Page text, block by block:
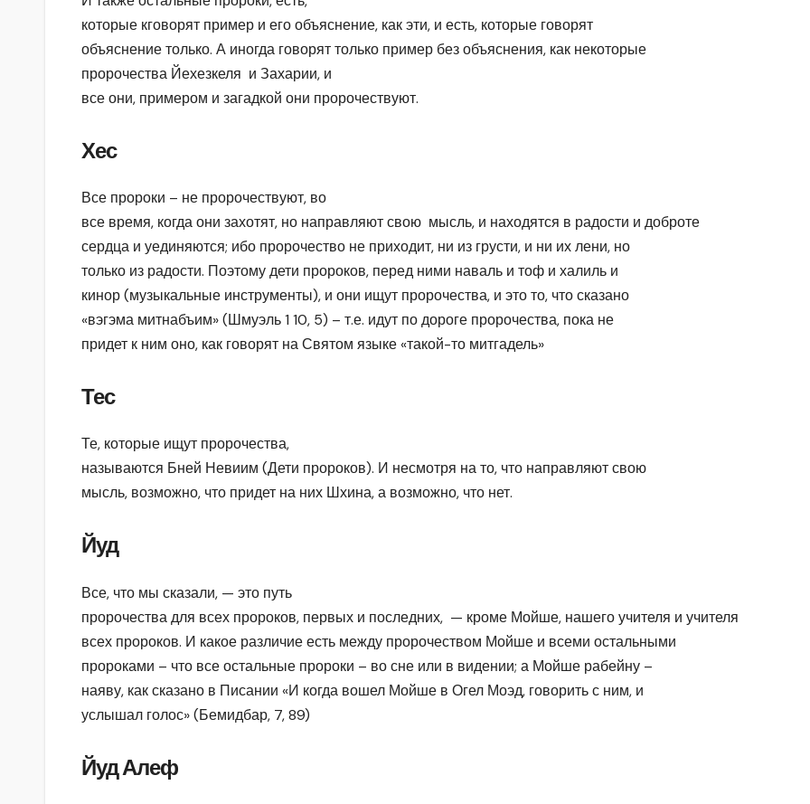
которые кговорят пример и его объяснение, как эти, и есть, которые говорят
объяснение только. А иногда говорят только пример без объяснения, как некоторые
пророчества Йехезкеля и Захарии, и
все они, примером и загадкой они пророчествуют.
Хес
Все пророки – не пророчествуют, во
все время, когда они захотят, но направляют свою мысль, и находятся в радости и доброте
сердца и уединяются; ибо пророчество не приходит, ни из грусти, и ни их лени, но
только из радости. Поэтому дети пророков, перед ними наваль и тоф и халиль и
кинор (музыкальные инструменты), и они ищут пророчества, и это то, что сказано
«вэгэма митнабъим» (Шмуэль 1 10, 5) – т.е. идут по дороге пророчества, пока не
придет к ним оно, как говорят на Святом языке «такой-то митгадель»
Тес
Те, которые ищут пророчества,
называются Бней Невиим (Дети пророков). И несмотря на то, что направляют свою
мысль, возможно, что придет на них Шхина, а возможно, что нет.
Йуд
Все, что мы сказали, — это путь
пророчества для всех пророков, первых и последних, — кроме Мойше, нашего учителя и учителя
всех пророков. И какое различие есть между пророчеством Мойше и всеми остальными
пророками – что все остальные пророки – во сне или в видении; а Мойше рабейну –
наяву, как сказано в Писании «И когда вошел Мойше в Огел Моэд, говорить с ним, и
услышал голос» (Бемидбар, 7, 89)
Йуд Алеф